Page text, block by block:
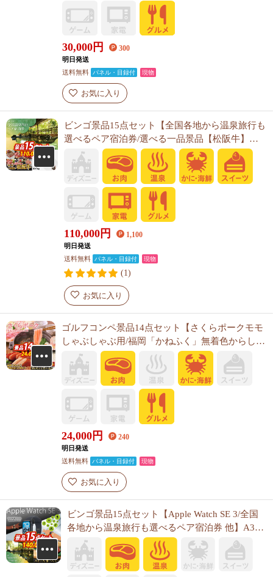
30,000 円 300
明日発送
送料無料 パネル・目録付 現物
お気に入り
ビンゴ景品15点セット【全国各地から温泉旅行も
選べるペア宿泊券/選べる一品景品【松阪牛】
他】A3パネル・目録付き<送料無料>
110,000 円 1,100
明日発送
送料無料
パネル・目録付 現物
(1)
お気に入り
ゴルフコンペ景品14点セット【さくらポークモモ
しゃぶしゃぶ用/福岡「かねふく」無着色からし明
太子 他】A3パネル・目録付き<送料無料>
24,000円 240
明日発送
送料無料 パネル・目録付 現物
お気に入り
ビンゴ景品15点セット【Apple Watch SE 3/全国
各地から温泉旅行も選べるペア宿泊券 他】A3パ
ネル・目録付き<送料無料>